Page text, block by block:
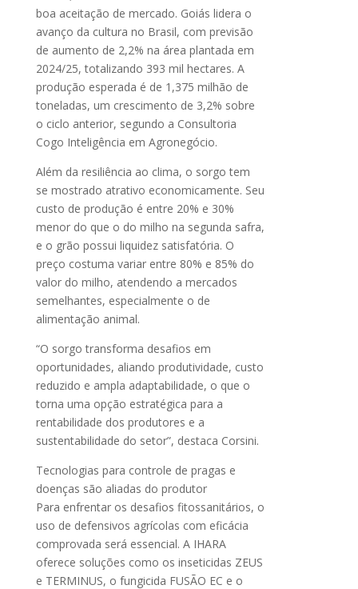
boa aceitação de mercado. Goiás lidera o
avanço da cultura no Brasil, com previsão
de aumento de 2,2% na área plantada em
2024/25, totalizando 393 mil hectares. A
produção esperada é de 1,375 milhão de
toneladas, um crescimento de 3,2% sobre
o ciclo anterior, segundo a Consultoria
Cogo Inteligência em Agronegócio.
Além da resiliência ao clima, o sorgo tem
se mostrado atrativo economicamente. Seu
custo de produção é entre 20% e 30%
menor do que o do milho na segunda safra,
e o grão possui liquidez satisfatória. O
preço costuma variar entre 80% e 85% do
valor do milho, atendendo a mercados
semelhantes, especialmente o de
alimentação animal.
“O sorgo transforma desafios em
oportunidades, aliando produtividade, custo
reduzido e ampla adaptabilidade, o que o
torna uma opção estratégica para a
rentabilidade dos produtores e a
sustentabilidade do setor”, destaca Corsini.
Tecnologias para controle de pragas e
doenças são aliadas do produtor
Para enfrentar os desafios fitossanitários, o
uso de defensivos agrícolas com eficácia
comprovada será essencial. A IHARA
oferece soluções como os inseticidas ZEUS
e TERMINUS, o fungicida FUSÃO EC e o